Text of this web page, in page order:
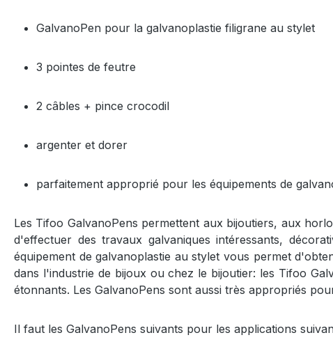
GalvanoPen pour la galvanoplastie filigrane au stylet
3 pointes de feutre
2 câbles + pince crocodil
argenter et dorer
parfaitement approprié pour les équipements de
Les Tifoo GalvanoPens permettent aux bijoutiers, aux
d'effectuer des travaux galvaniques intéressants,
équipement de galvanoplastie au stylet vous permet
dans l'industrie de bijoux ou chez le bijoutier: les Tifoo
étonnants. Les GalvanoPens sont aussi très appropriés
Il faut les GalvanoPens suivants pour les applications